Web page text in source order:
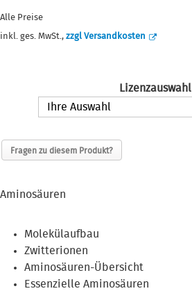
Alle Preise
inkl. ges. MwSt., zzgl Versandkosten
Lizenzauswahl
Fragen zu diesem Produkt?
Aminosäuren
Molekülaufbau
Zwitterionen
Aminosäuren-Übersicht
Essenzielle Aminosäuren